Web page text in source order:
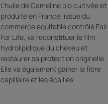
L'huile de Cameline bio cultivée et
produite en France, issue du
commerce équitable contrôlé Fair
For Life, va reconstituer le film
hydrolipidique du cheveu et
restaurer sa protection originelle.
Elle va également gainer la fibre
capillaire et les écailles.